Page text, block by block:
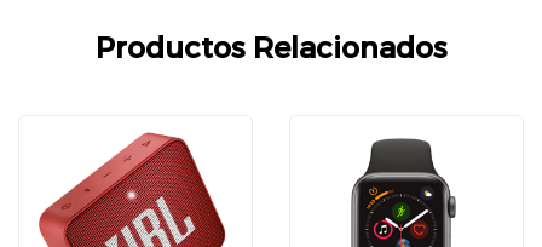
Productos Relacionados